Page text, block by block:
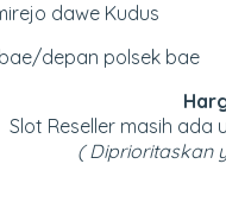
dawe Kudus
depan polsek bae
Slot Reseller masih ada
( Diprioritaskan